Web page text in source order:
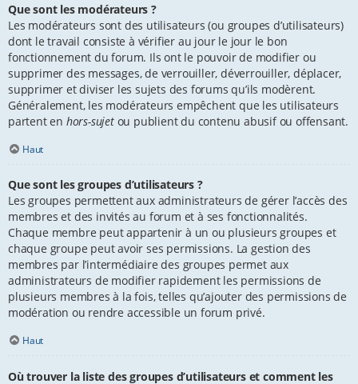
Que sont les modérateurs ?
Les modérateurs sont des utilisateurs (ou groupes d’utilisateurs)
dont le travail consiste à vérifier au jour le jour le bon
fonctionnement du forum. Ils ont le pouvoir de modifier ou
supprimer des messages, de verrouiller, déverrouiller, déplacer,
supprimer et diviser les sujets des forums qu’ils modèrent.
Généralement, les modérateurs empêchent que les utilisateurs
partent en hors-sujetou publient du contenu abusif ou offensant.
Haut
Que sont les groupes d’utilisateurs ?
Les groupes permettent aux administrateurs de gérer l’accès des
membres et des invités au forum et à ses fonctionnalités.
Chaque membre peut appartenir à un ou plusieurs groupes et
chaque groupe peut avoir ses permissions. La gestion des
membres par l’intermédiaire des groupes permet aux
administrateurs de modifier rapidement les permissions de
plusieurs membres à la fois, telles qu’ajouter des permissions de
modération ou rendre accessible un forum privé.
Haut
Où trouver la liste des groupes d’utilisateurs et comment les